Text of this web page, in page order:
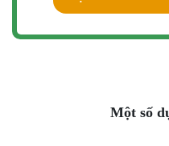
Một số